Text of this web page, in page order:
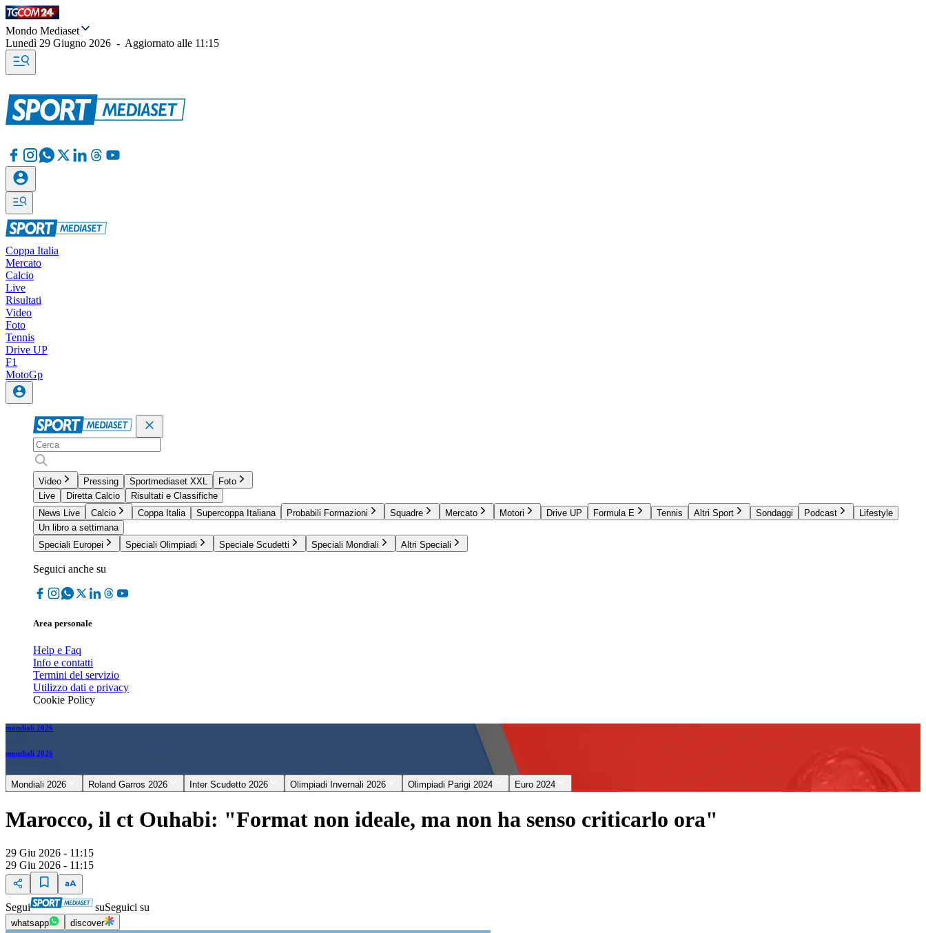
Mondo Mediaset
Lunedì 29 Giugno 2026 - Aggiornato alle 11:15
Coppa Italia
Mercato
Calcio
Live
Risultati
Video
Foto
Tennis
Drive UP
F1
MotoGp
Video Pressing Sportmediaset XXL
Foto
Live
Diretta Calcio
Risultati e Classifiche
News Live
Calcio Coppa Italia Supercoppa Italiana Probabili Formazioni Squadre Mercato Motori Drive UP Formula E Tennis Altri Sport Sondaggi Podcast
Lifestyle
Un libro a settimana
Speciali Europei
Speciali Olimpiadi Speciale Scudetti Speciali Mondiali Altri Speciali
Seguici anche su
Area personale
Help e Faq
Info e contatti
Termini del servizio
Utilizzo dati e privacy
Cookie Policy
mondiali 2026
mondiali 2026
Mondiali 2026 Roland Garros 2026 Inter Scudetto 2026 Olimpiadi Invernali 2026 Olimpiadi Parigi 2024 Euro 2024
Marocco, il ct Ouhabi: "Format non ideale, ma non ha senso criticarlo ora"
29 Giu 2026 - 11:15
29 Giu 2026 - 11:15
Segui suSeguici su
whatsapp discover